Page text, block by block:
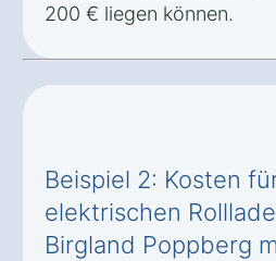
200 € liegen können.
Beispiel 2: Kosten
elektrischen
Birgland Poppberg